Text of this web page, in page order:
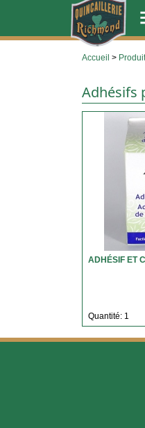
.
Accueil >
Adhésifs
ADHÉSIF ET
Quantité: 1